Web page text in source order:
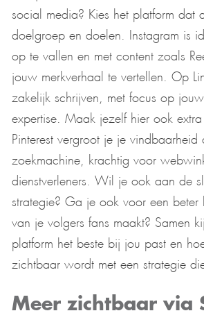
social media? Kies het platform dat
doelgroep en doelen. Instagram is
op te vallen en met content zoals
jouw merkverhaal te vertellen. Op
zakelijk schrijven, met focus op
expertise. Maak jezelf hier ook extra
Pinterest vergroot je je vindbaarheid
zoekmachine, krachtig voor
dienstverleners. Wil je ook aan de
strategie? Ga je ook voor een beter
van je volgers fans maakt? Samen
platform het beste bij jou past en
zichtbaar wordt met een strategie
Meer zichtbaar via